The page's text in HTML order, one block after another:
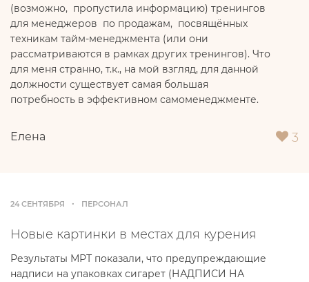
(возможно, пропустила информацию) тренингов
для менеджеров по продажам, посвящённых
техникам тайм-менеджмента (или они
рассматриваются в рамках других тренингов). Что
для меня странно, т.к., на мой взгляд, для данной
должности существует самая большая
потребность в эффективном самоменеджменте.
Елена 3
24 СЕНТЯБРЯ ПЕРСОНАЛ
Новые картинки в местах для курения
Результаты МРТ показали, что предупреждающие
надписи на упаковках сигарет (НАДПИСИ НА